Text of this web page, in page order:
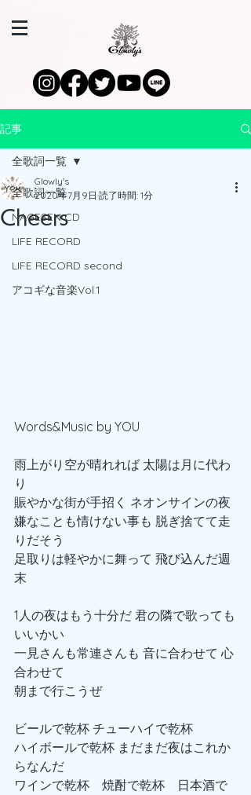
記事
全歌詞一覧
NAGESEN CD
LIFE RECORD
LIFE RECORD second
アコギな音楽Vol.1
全歌詞一覧
Cheers
Glowly's
2020年7月9日 読了時間: 1分
Words&Music by YOU
雨上がり空が晴れれば 太陽は月に代わ
り
賑やかな街が手招く ネオンサインの夜
嫌なことも情けない事も 脱ぎ捨てて走
りだそう
足取りは軽やかに舞って 飛び込んだ週
末
1人の夜はもう十分だ 君の隣で歌っても
いいかい
一見さんも常連さんも 音に合わせて 心
合わせて
朝まで行こうぜ
ビールで乾杯 チューハイで乾杯
ハイボールで乾杯 まだまだ夜はこれか
らなんだ
ワインで乾杯　焼酎で乾杯　日本酒で